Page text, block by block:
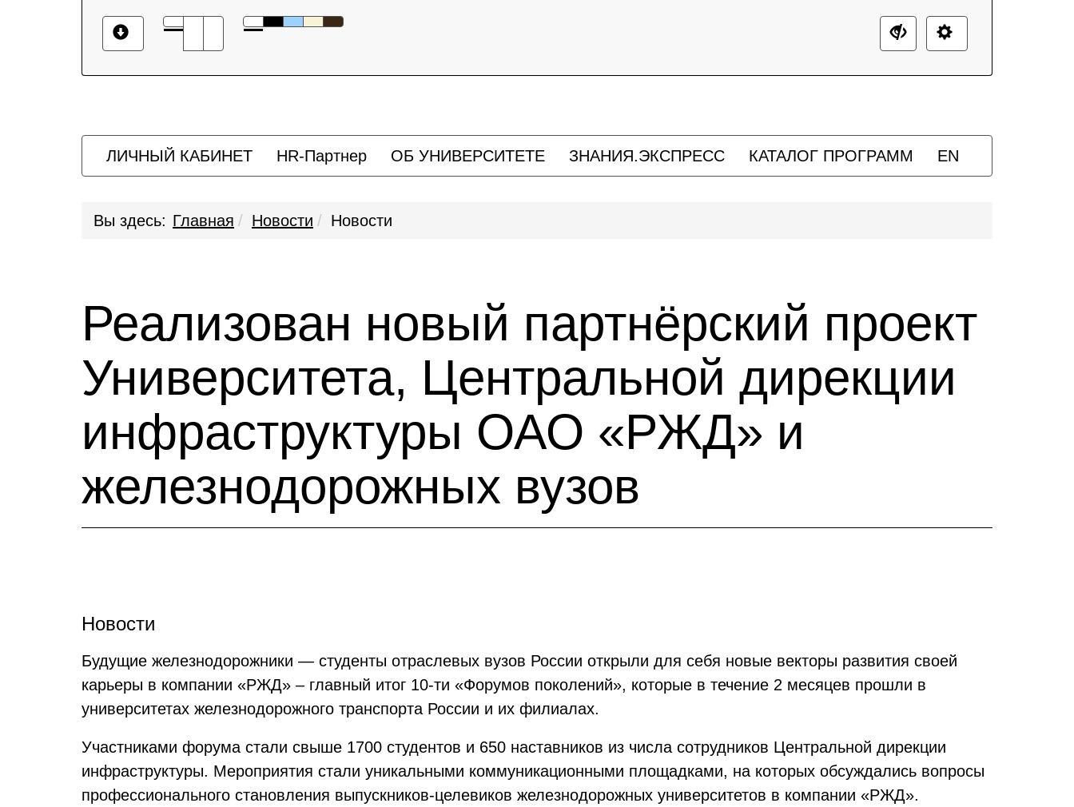
ЛИЧНЫЙ КАБИНЕТ HR-Партнер ОБ УНИВЕРСИТЕТЕ ЗНАНИЯ.ЭКСПРЕСС КАТАЛОГ ПРОГРАММ EN
Вы здесь: Главная Новости Новости
Реализован новый партнёрский проект
Университета, Центральной дирекции
инфраструктуры ОАО «РЖД» и
железнодорожных вузов
Новости
Будущие железнодорожники — студенты отраслевых вузов России открыли для себя новые векторы развития своей
карьеры в компании «РЖД» – главный итог 10-ти «Форумов поколений», которые в течение 2 месяцев прошли в
университетах железнодорожного транспорта России и их филиалах.
Участниками форума стали свыше 1700 студентов и 650 наставников из числа сотрудников Центральной дирекции
инфраструктуры. Мероприятия стали уникальными коммуникационными площадками, на которых обсуждались вопросы
профессионального становления выпускников-целевиков железнодорожных университетов в компании «РЖД».